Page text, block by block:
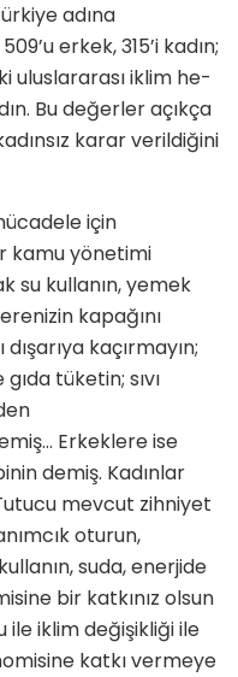
adına
erkek, 315’i kadın;
uluslararası iklim he­
Bu değerler açıkça
karar verildi­ğini
için
kamu yönetimi
su kullanın, yemek
kapağını
kaçırmayın;
tüketin; sıvı
Erkeklere ise
demiş. Kadınlar
mevcut zihniyet
oturun,
suda, enerjide
bir katkınız olsun
ile iklim değişikliği ile
katkı vermeye